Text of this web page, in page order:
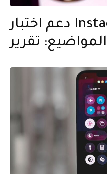
دعم اختبار Instagram لنشر
تقرير